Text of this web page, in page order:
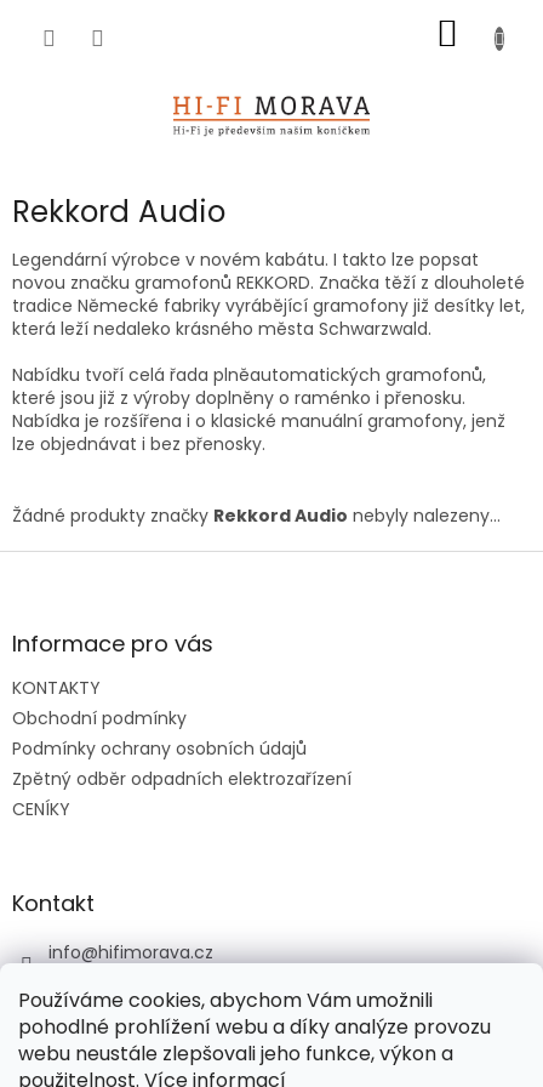
Používáme cookies, abychom Vám umožnili
pohodlné prohlížení webu a díky analýze provozu
webu neustále zlepšovali jeho funkce, výkon a
použitelnost. Více informací
KOŠÍK
Rekkord Audio
Legendární výrobce v novém kabátu. I takto lze popsat
novou značku gramofonů REKKORD. Značka těží z dlouholeté
tradice Německé fabriky vyrábějící gramofony již desítky let,
která leží nedaleko krásného města Schwarzwald.
​Nabídku tvoří celá řada plněautomatických gramofonů,
které jsou již z výroby doplněny o raménko i přenosku.
Nabídka je rozšířena i o klasické manuální gramofony, jenž
lze objednávat i bez přenosky.
Žádné produkty značky Rekkord Audio nebyly nalezeny...
Z
aInformace pro vás
KONTAKTY
Obchodní podmínky
Podmínky ochrany osobních údajů
Zpětný odběr odpadních elektrozařízení
CENÍKY
Kontakt
info@hifimorava.cz
+420 722 705 125
+420 774 037 152
HI-FI Morava